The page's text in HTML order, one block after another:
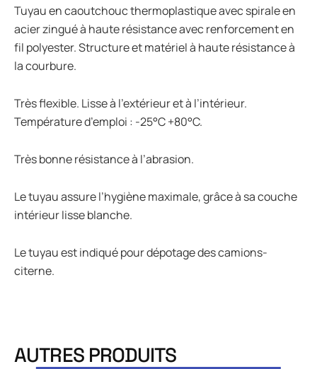
Tuyau en caoutchouc thermoplastique avec spirale en
acier zingué à haute résistance avec renforcement en
fil polyester. Structure et matériel à haute résistance à
la courbure.
Très flexible. Lisse à l’extérieur et à l’intérieur.
Température d’emploi : -25°C +80°C.
Très bonne résistance à l’abrasion.
Le tuyau assure l’hygiène maximale, grâce à sa couche
intérieur lisse blanche.
Le tuyau est indiqué pour dépotage des camions-
citerne.
AUTRES PRODUITS